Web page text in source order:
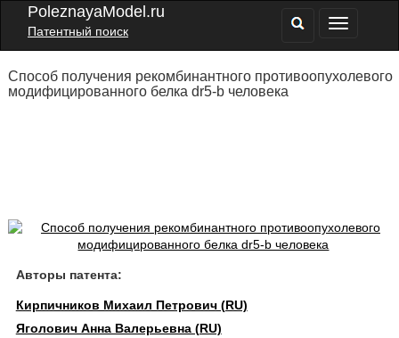
PoleznayaModel.ru
Патентный поиск
Способ получения рекомбинантного противоопухолевого
модифицированного белка dr5-b человека
Авторы патента:
Кирпичников Михаил Петрович (RU)
Яголович Анна Валерьевна (RU)